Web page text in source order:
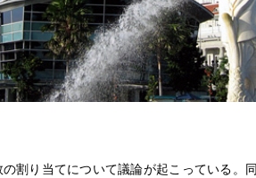
割り当てについて議論が起こっている。